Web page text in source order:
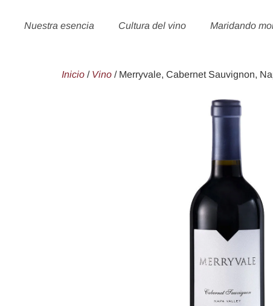
Nuestra esencia Cultura del vino Maridando
Inicio / Vino / Merryvale, Cabernet Sauvignon,